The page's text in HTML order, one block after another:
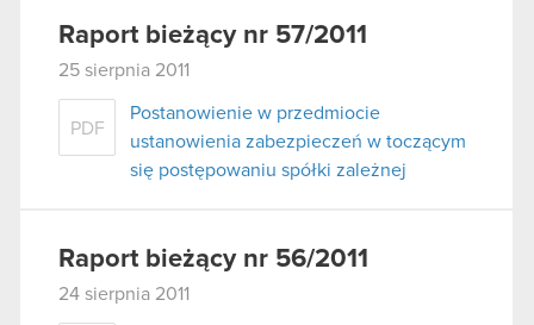
Raport bieżący nr 57/2011
25 sierpnia 2011
PDF
Postanowienie w przedmiocie
ustanowienia zabezpieczeń w toczącym
się postępowaniu spółki zależnej
Raport bieżący nr 56/2011
24 sierpnia 2011